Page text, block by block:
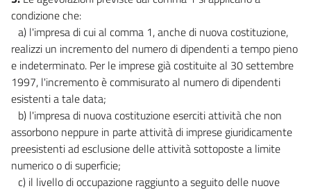
40
41
42
43
44
45
46
DISPOSIZIONI IN MATERIA DI SPESA
condizione che:
a) l'impresa di cui al comma 1, anche di nuova costituzione,
realizzi un incremento del numero di dipendenti a tempo pieno
e indeterminato. Per le imprese già costituite al 30 settembre
1997, l'incremento è commisurato al numero di dipendenti
esistenti a tale data;
b) l'impresa di nuova costituzione eserciti attività che non
assorbono neppure in parte attività di imprese giuridicamente
preesistenti ad esclusione delle attività sottoposte a limite
numerico o di superficie;
c) il livello di occupazione raggiunto a seguito delle nuove